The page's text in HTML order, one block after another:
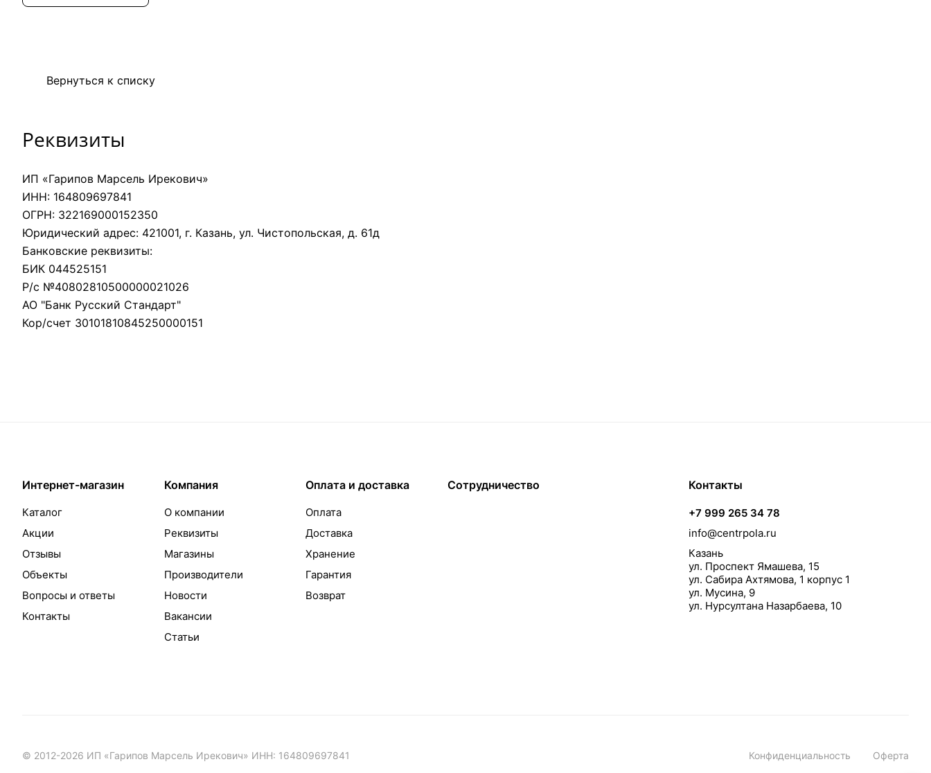
Вернуться к списку
Реквизиты
ИП «Гарипов Марсель Ирекович»
ИНН: 164809697841
ОГРН: 322169000152350
Юридический адрес: 421001, г. Казань, ул. Чистопольская, д. 61д
Банковские реквизиты:
БИК 044525151
Р/с №40802810500000021026
АО "Банк Русский Стандарт"
Кор/счет 30101810845250000151
Интернет-магазин
Каталог
Акции
Отзывы
Объекты
Вопросы и ответы
Контакты
Компания
О компании
Реквизиты
Магазины
Производители
Новости
Вакансии
Статьи
Оплата и доставка
Оплата
Доставка
Хранение
Гарантия
Возврат
Сотрудничество Контакты
+7 999 265 34 78
info@centrpola.ru
Казань
ул. Проспект Ямашева, 15
ул. Сабира Ахтямова, 1 корпус 1
ул. Мусина, 9
ул. Нурсултана Назарбаева, 10
© 2012-2026 ИП «Гарипов Марсель Ирекович» ИНН: 164809697841 Конфиденциальность Оферта